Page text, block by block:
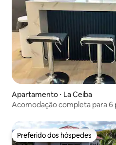
Apartamento ⋅ La Ceiba
Acomodação completa para 6
Preferido dos hóspedes
Preferido dos hóspedes